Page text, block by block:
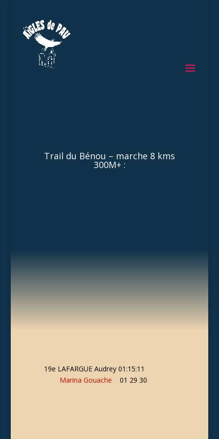
Trail du Bénou – marche 8 kms
300M+ :
19e LAFARGUE Audrey 01:15:11
Marina Gouache 01 29 30